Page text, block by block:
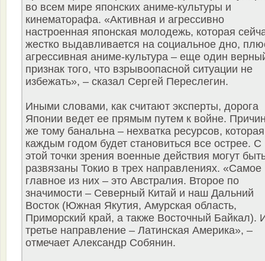
во всем мире японских аниме-культуры и
кинематорафа. «Активная и агрессивно
настроенная японская молодежь, которая
жестко выдавливается на социальное дно,
агрессивная аниме-культура – еще один
признак того, что взрывоопасной ситуации не
избежать», – сказал Сергей Переслегин.
Иными словами, как считают эксперты, дорога
Японии ведет ее прямым путем к войне.
же тому банальна – нехватка ресурсов,
каждым годом будет становиться все острее. С
этой точки зрения военные действия могут
развязаны Токио в трех направлениях. «Самое
главное из них – это Австралия. Второе по
значимости – Северный Китай и наш Дальний
Восток (Южная Якутия, Амурская область,
Приморский край, а также Восточный Байкал).
третье направление – Латинская Америка», –
отмечает Александр Собянин.